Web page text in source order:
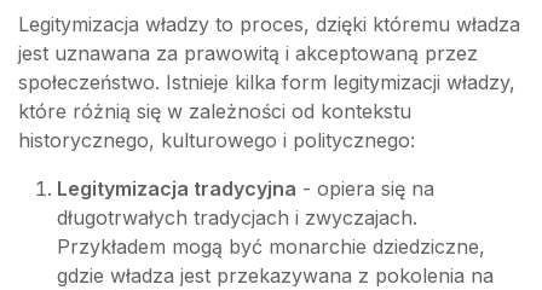
Legitymizacja władzy to proces, dzięki któremu władza
jest uznawana za prawowitą i akceptowaną przez
społeczeństwo. Istnieje kilka form legitymizacji władzy,
które różnią się w zależności od kontekstu
historycznego, kulturowego i politycznego:
Legitymizacja tradycyjna - opiera się na
długotrwałych tradycjach i zwyczajach.
Przykładem mogą być monarchie dziedziczne,
gdzie władza jest przekazywana z pokolenia na